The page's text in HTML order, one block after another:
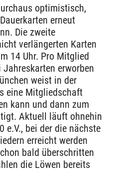
optimistisch,
erneut
Die zweite
verlängerten Karten
14 Uhr. Pro Mitglied
erworben
weist in der
eine Mitgliedschaft
kann und dann zum
Aktuell läuft ohnehin
e.V., bei der die nächste
erreicht werden
bald überschritten
die Löwen bereits